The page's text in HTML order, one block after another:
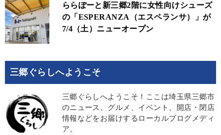
ららぽーと新三郷2階に女性向けシューズ
の「ESPERANZA（エスペランサ）」が
7/4（土）ニューオープン
三郷ぐらしへようこそ
三郷ぐらしへようこそ！ここは埼玉県三郷市
のニュース、グルメ、イベント、開店・閉店
情報などをお届けするローカルブログメディ
ア。